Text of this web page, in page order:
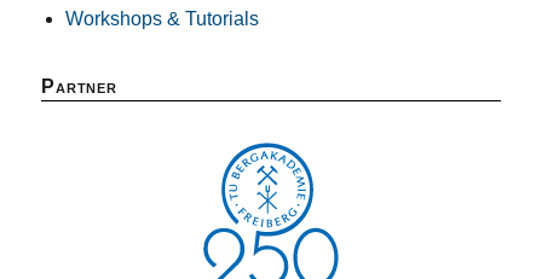
Workshops & Tutorials
Partner